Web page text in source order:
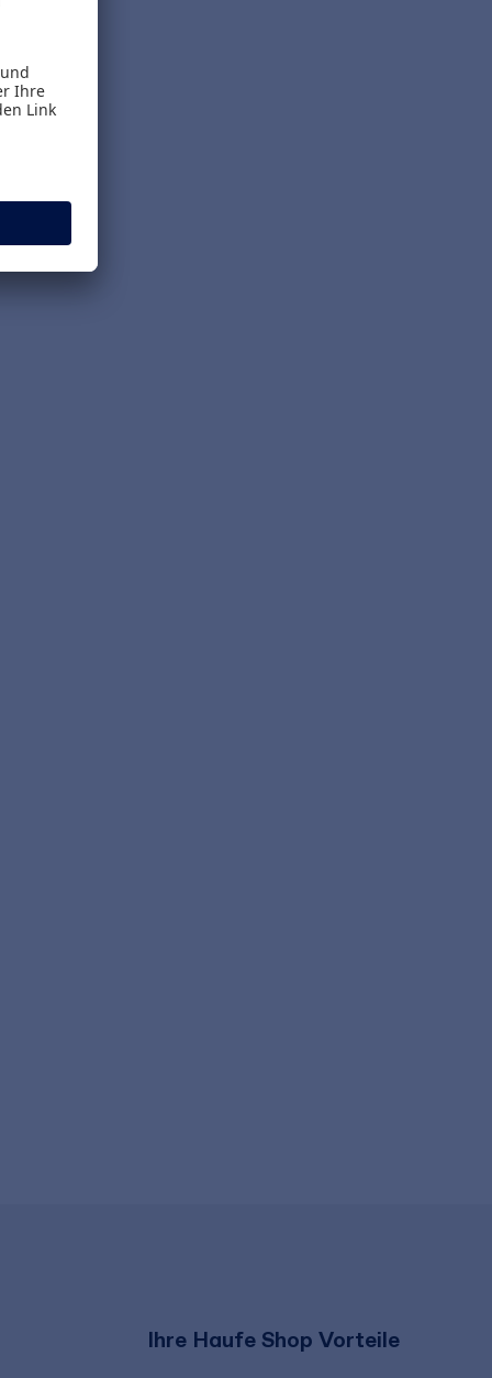
Ihre Haufe Shop Vorteile